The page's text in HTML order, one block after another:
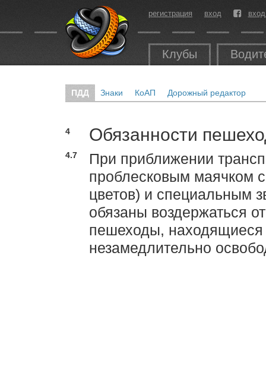
регистрация вход
Клубы
ПДД Знаки КоАП Дорожный редактор
4 Обязанности
4.7
При приближении
проблесковым маячком
цветов) и специальным
обязаны воздержаться
пешеходы,
незамедлительно